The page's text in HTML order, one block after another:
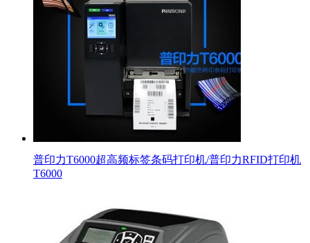
普印力T6000超高频标签条码打印机/普印力RFID打印机
T6000